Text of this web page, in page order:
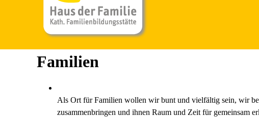
Familien
Als Ort für Familien wollen wir bunt und vielfältig sein, wir
zusammenbringen und ihnen Raum und Zeit für gemeinsam